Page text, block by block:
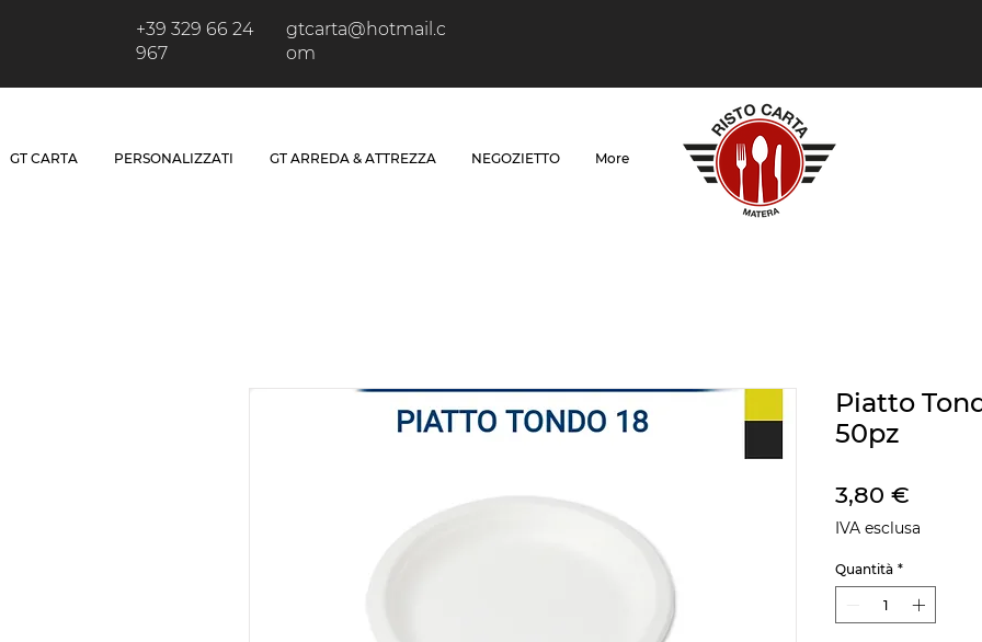
+39 329 66 24
967
gtcarta@hotmail.c
om
GT CARTA PERSONALIZZATI GT ARREDA & ATTREZZA NEGOZIETTO More
Piatto
50pz
3,80 €
IVA esclusa
Quantità *